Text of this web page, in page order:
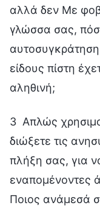
αλλά δεν Με
γλώσσα σας,
είδους πίστη
αληθινή;
3 Απλώς
διώξετε τις
πλήξη σας, για
εναπομένοντες
Ποιος ανάμεσά